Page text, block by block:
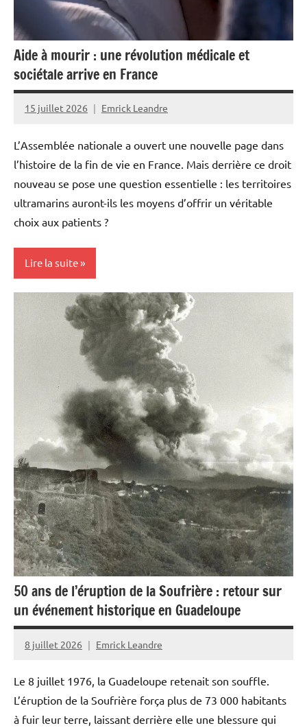
Reportage
Société
Aide à mourir : une révolution médicale et
sociétale arrive en France
15 juillet 2026 Emrick Leandre
L’Assemblée nationale a ouvert une nouvelle page dans
l’histoire de la fin de vie en France. Mais derrière ce droit
nouveau se pose une question essentielle : les territoires
ultramarins auront-ils les moyens d’offrir un véritable
choix aux patients ?
Lire la suite
Antilles-
Guyane
Guadeloupe
Guyane
La
Réunion
Martinique
Outremer
Politique
Société
50 ans de l’éruption de la Soufrière : retour sur
un événement historique en Guadeloupe
8 juillet 2026 Emrick Leandre
Le 8 juillet 1976, la Guadeloupe retenait son souffle.
L’éruption de la Soufrière força plus de 73 000 habitants
à fuir leur terre, laissant derrière elle une blessure qui